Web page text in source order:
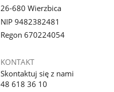
26-680 Wierzbica
NIP 9482382481
Regon 670224054
KONTAKT
Skontaktuj się z nami
48 618 36 10